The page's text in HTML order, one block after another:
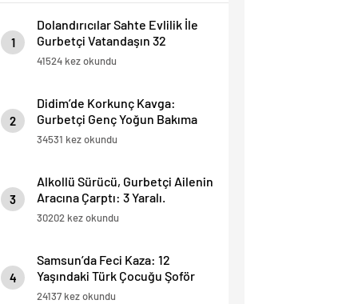
1
Dolandırıcılar Sahte Evlilik İle
Gurbetçi Vatandaşın 32
Dairesini Elinden Aldılar.
41524 kez okundu
2
Didim’de Korkunç Kavga:
Gurbetçi Genç Yoğun Bakıma
Alındı.
34531 kez okundu
3
Alkollü Sürücü, Gurbetçi Ailenin
Aracına Çarptı: 3 Yaralı.
30202 kez okundu
4
Samsun’da Feci Kaza: 12
Yaşındaki Türk Çocuğu Şoför
Hayatını Kaybetti, 3 Yaralı.
24137 kez okundu